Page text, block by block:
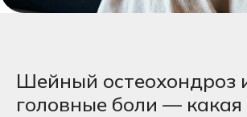
Шейный остеохондроз
головные боли — какая